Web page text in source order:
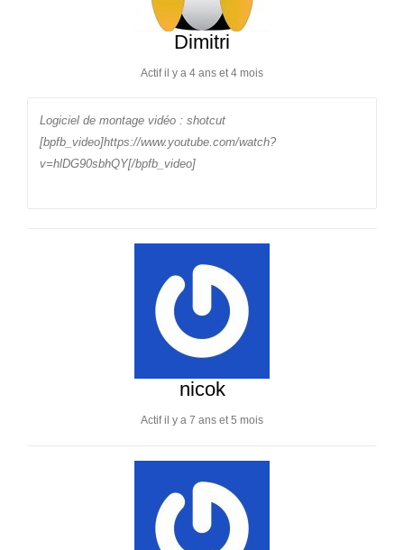
Dimitri
Actif il y a 4 ans et 4 mois
Logiciel de montage vidéo : shotcut
[bpfb_video]https://www.youtube.com/watch?
v=hlDG90sbhQY[/bpfb_video]
nicok
Actif il y a 7 ans et 5 mois